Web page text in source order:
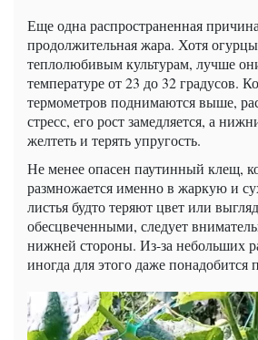
Еще одна распространенная
продолжительная жара. Хотя
теплолюбивым культурам, лучше
температуре от 23 до 32 градусов.
термометров поднимаются выше,
стресс, его рост замедляется, а
желтеть и терять упругость.
Не менее опасен паутинный клещ,
размножается именно в жаркую и
листья будто теряют цвет или
обесцвеченными, следует
нижней стороны. Из-за небольших
иногда для этого даже понадобится